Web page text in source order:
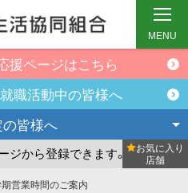
援ページはこちら
就職活動中の皆様へ
皆様へ
ら登録できます。 まだお
お気に入り
店舗
MENU
営業時間のご案内